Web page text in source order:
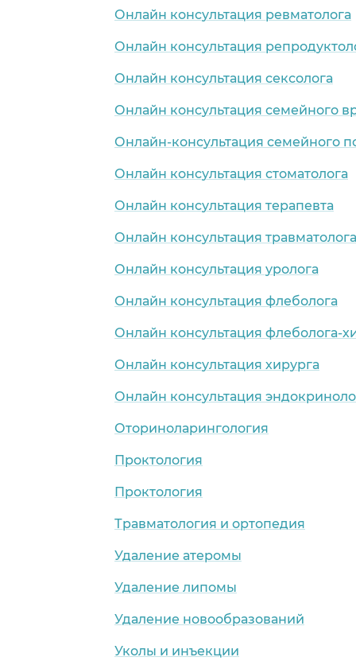
Онлайн консультация ревматолога
Онлайн консультация
Онлайн консультация сексолога
Онлайн консультация семейного
Онлайн-консультация семейного
Онлайн консультация стоматолога
Онлайн консультация терапевта
Онлайн консультация травматолога
Онлайн консультация уролога
Онлайн консультация флеболога
Онлайн консультация флеболога-
Онлайн консультация хирурга
Онлайн консультация
Оториноларингология
Проктология
Проктология
Травматология и ортопедия
Удаление атеромы
Удаление липомы
Удаление новообразований
Уколы и инъекции